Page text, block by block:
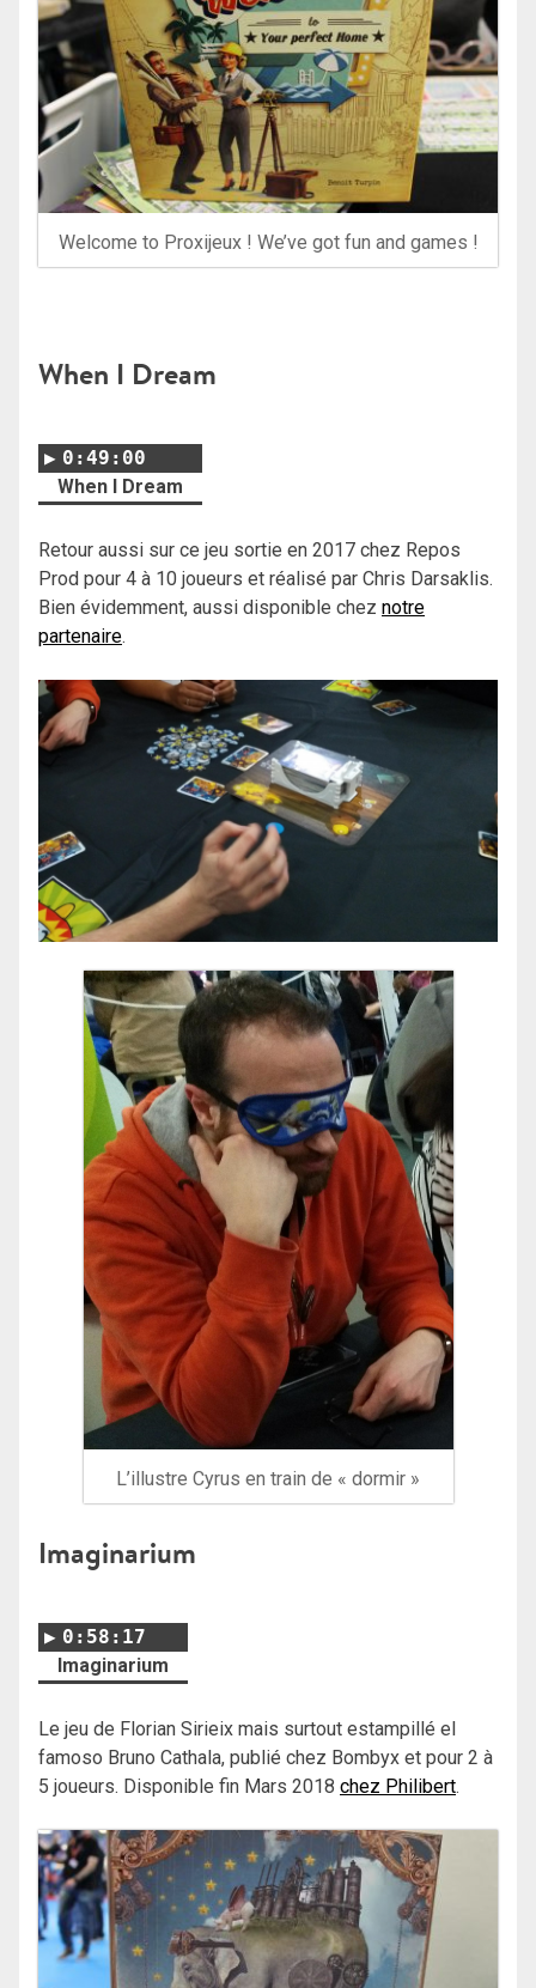
Welcome to Proxijeux ! We’ve got fun and games !
When I Dream
0:49:00
When I Dream
Retour aussi sur ce jeu sortie en 2017 chez Repos
Prod pour 4 à 10 joueurs et réalisé par Chris Darsaklis.
Bien évidemment, aussi disponible chez notre
partenaire.
L’illustre Cyrus en train de « dormir »
Imaginarium
0:58:17
Imaginarium
Le jeu de Florian Sirieix mais surtout estampillé el
famoso Bruno Cathala, publié chez Bombyx et pour 2 à
5 joueurs. Disponible fin Mars 2018 chez Philibert.